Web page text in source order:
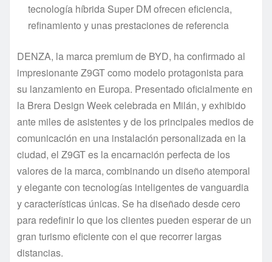
tecnología híbrida Super DM ofrecen eficiencia,
refinamiento y unas prestaciones de referencia
DENZA, la marca premium de BYD, ha confirmado al
impresionante Z9GT como modelo protagonista para
su lanzamiento en Europa. Presentado oficialmente en
la Brera Design Week celebrada en Milán, y exhibido
ante miles de asistentes y de los principales medios de
comunicación en una instalación personalizada en la
ciudad, el Z9GT es la encarnación perfecta de los
valores de la marca, combinando un diseño atemporal
y elegante con tecnologías inteligentes de vanguardia
y características únicas. Se ha diseñado desde cero
para redefinir lo que los clientes pueden esperar de un
gran turismo eficiente con el que recorrer largas
distancias.